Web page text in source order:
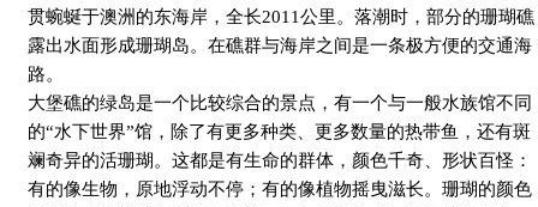
贯蜿蜒于澳洲的东海岸，全长2011公里。落潮时，部分的珊瑚礁
露出水面形成珊瑚岛。在礁群与海岸之间是一条极方便的交通海
路。
大堡礁的绿岛是一个比较综合的景点，有一个与一般水族馆不同
的“水下世界”馆，除了有更多种类、更多数量的热带鱼，还有斑
斓奇异的活珊瑚。这都是有生命的群体，颜色千奇、形状百怪：
有的像生物，原地浮动不停；有的像植物摇曳滋长。珊瑚的颜色